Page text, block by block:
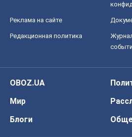
Реклама на сайте
Редакционная политика
OBOZ.UA
Мир
Блоги